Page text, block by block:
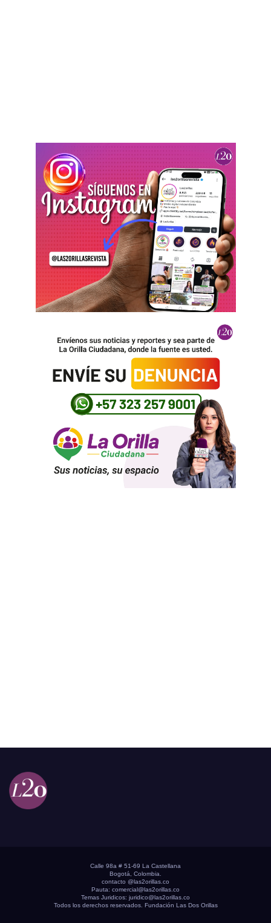
Calle 98a # 51-69 La Castellana
Bogotá, Colombia.
contacto @las2orillas.co
Pauta: comercial@las2orillas.co
Temas Juridicos: juridico@las2orillas.co
Todos los derechos reservados. Fundación Las Dos Orillas